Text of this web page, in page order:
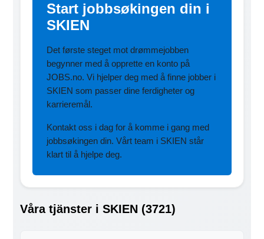
Start jobbsøkingen din i
SKIEN
Det første steget mot drømmejobben
begynner med å opprette en konto på
JOBS.no. Vi hjelper deg med å finne jobber i
SKIEN som passer dine ferdigheter og
karrieremål.
Kontakt oss i dag for å komme i gang med
jobbsøkingen din. Vårt team i SKIEN står
klart til å hjelpe deg.
Våra tjänster i SKIEN (3721)